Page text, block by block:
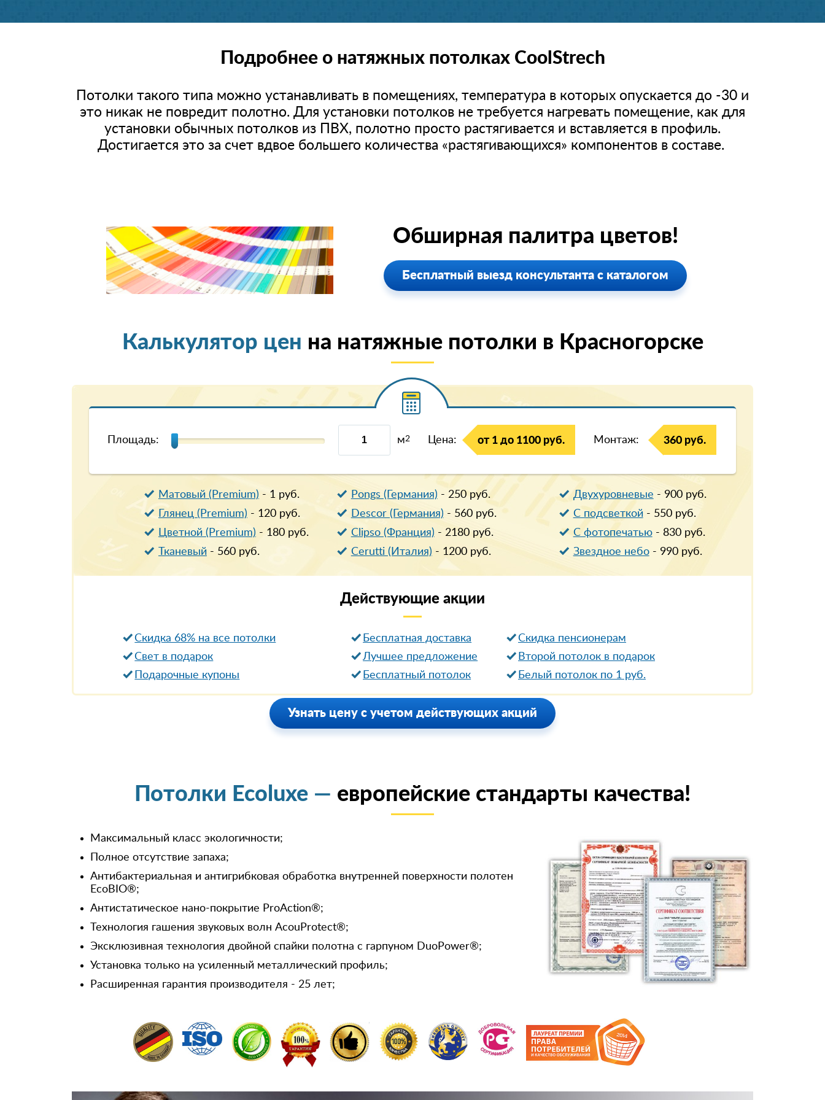
Подробнее о натяжных потолках CoolStrech
Потолки такого типа можно устанавливать в помещениях, температура в которых опускается до -30 и
это никак не повредит полотно. Для установки потолков не требуется нагревать помещение, как для
установки обычных потолков из ПВХ, полотно просто растягивается и вставляется в профиль.
Достигается это за счет вдвое большего количества «растягивающихся» компонентов в составе.
Обширная палитра цветов!
Бесплатный выезд консультанта с каталогом
Калькулятор цен на натяжные потолки в Красногорске
Площадь: м2 Цена: от 1 до 1100 руб. Монтаж: 360 руб.
Матовый (Premium) - 1руб. Двухуровневые - 900руб.
Pongs (Германия) - 250руб.
Глянец (Premium) - 120руб. С подсветкой- 550руб.
Descor (Германия) - 560руб.
Цветной (Premium) - 180руб. С фотопечатью- 830руб.
Clipso (Франция) - 2180руб.
Тканевый- 560руб. Звездное небо- 990руб.
Cerutti (Италия) - 1200руб.
Действующие акции
Скидка 68% на все потолки Бесплатная доставка
Cкидка пенсионерам
Свет в подарок
Лучшее предложение
Второй потолок в подарок
Подарочные купоны
Бесплатный потолок Белый потолок по 1 руб.
Узнать цену с учетом действующих акций
Потолки Ecoluxe — европейские стандарты качества!
Максимальный класс экологичности;
Полное отсутствие запаха;
Антибактериальная и антигрибковая обработка внутренней поверхности полотен
EcoBIO®;
Антистатическое нано-покрытие ProAction®;
Технология гашения звуковых волн AcouProtect®;
Эксклюзивная технология двойной спайки полотна с гарпуном DuoPower®;
Установка только на усиленный металлический профиль;
Расширенная гарантия производителя - 25 лет;